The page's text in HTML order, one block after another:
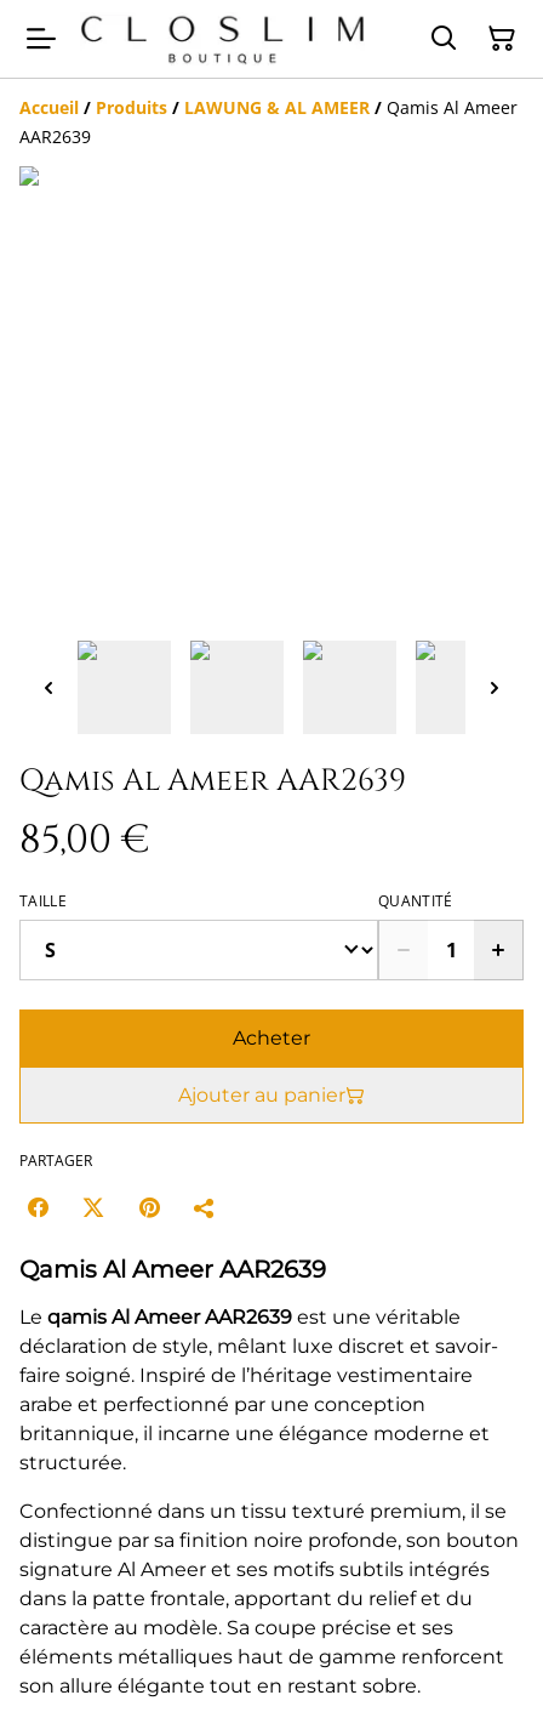
Accueil / Produits / LAWUNG & AL AMEER / Qamis Al Ameer
AAR2639
Qamis Al Ameer AAR2639
85,00 €
TAILLE QUANTITÉ
Acheter
Ajouter au panier
PARTAGER
Qamis Al Ameer AAR2639
Le qamis Al Ameer AAR2639 est une véritable
déclaration de style, mêlant luxe discret et savoir-
faire soigné. Inspiré de l’héritage vestimentaire
arabe et perfectionné par une conception
britannique, il incarne une élégance moderne et
structurée.
Confectionné dans un tissu texturé premium, il se
distingue par sa finition noire profonde, son bouton
signature Al Ameer et ses motifs subtils intégrés
dans la patte frontale, apportant du relief et du
caractère au modèle. Sa coupe précise et ses
éléments métalliques haut de gamme renforcent
son allure élégante tout en restant sobre.